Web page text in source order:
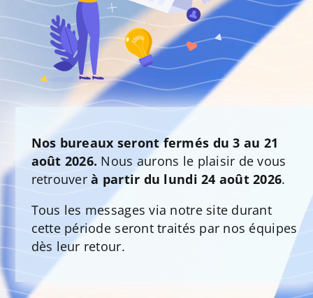
Nos bureaux seront fermés du 3 au 21
août 2026. Nous aurons le plaisir de vous
retrouverà partir du lundi 24 août 2026.
Tous les messages via notre site durant
cette période seront traités par nos équipes
dès leur retour.